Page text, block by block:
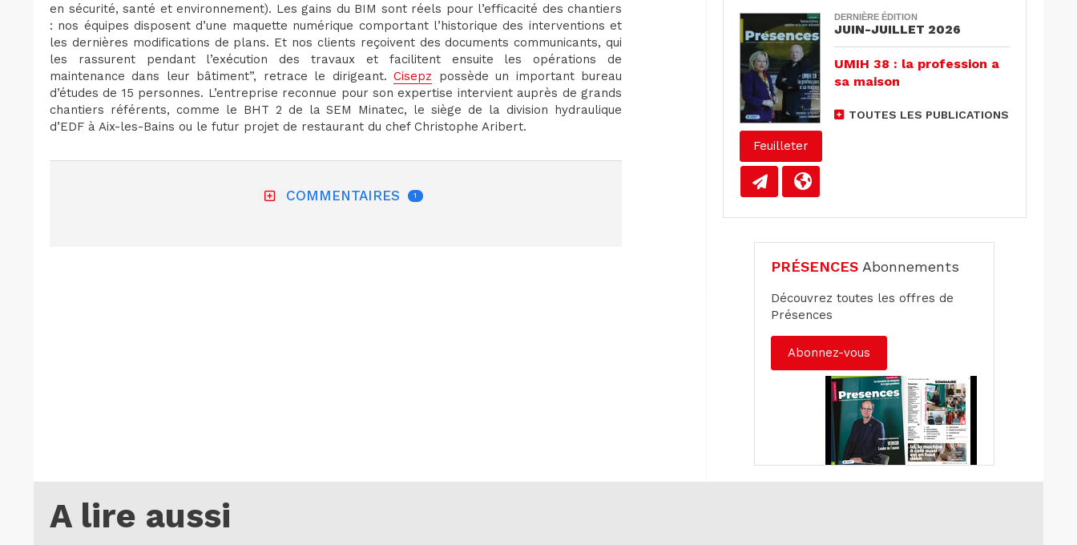
en sécurité, santé et environnement). Les gains du BIM sont réels pour l’efficacité des chantiers
: nos équipes disposent d’une maquette numérique comportant l’historique des interventions et
les dernières modifications de plans. Et nos clients reçoivent des documents communicants, qui
les rassurent pendant l’exécution des travaux et facilitent ensuite les opérations de
maintenance dans leur bâtiment”, retrace le dirigeant.Cisepz possède un important bureau
d’études de 15 personnes. L’entreprise reconnue pour son expertise intervient auprès de grands
chantiers référents, comme le BHT 2 de la SEM Minatec, le siège de la division hydraulique
d’EDF à Aix-les-Bains ou le futur projet de restaurant du chef Christophe Aribert.
COMMENTAIRES 1
Feuilleter
DERNIÈRE ÉDITION
JUIN-JUILLET 2026
UMIH 38 : la profession a
sa maison
TOUTES LES PUBLICATIONS
PRÉSENCES Abonnements
Découvrez toutes les offres de
Présences
Abonnez-vous
A lire aussi